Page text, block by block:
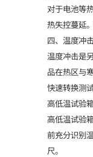
对于电池等
热失控蔓延
四、温度冲
温度冲击是
品在热区与
快速转换测
高低温试验
高低温试验
前充分识别
尺。